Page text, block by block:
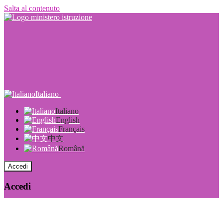
Salta al contenuto
Italiano
Italiano
English
Français
中文
Română
Accedi
Accedi